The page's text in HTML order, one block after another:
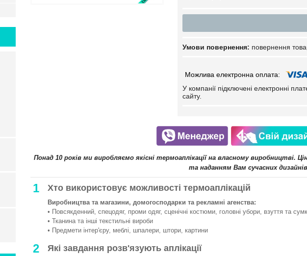
повернення
У компанії підключені електронні
сайту.
Понад 10 років ми виробляємо якісні термоаплікації на власному виробництві.
та наданням Вам сучасних
1 Хто використовує можливості термоаплікацій
Виробництва та магазини, домогосподарки та рекламні агенства:
• Повсякденний, спецодяг, проми одяг, сценічні костюми, головні убори, взуття та
• Тканина та інші текстильні вироби
• Предмети інтер'єру, меблі, шпалери, штори, картини
2 Які завдання розв'язують аплікації